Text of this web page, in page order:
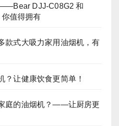
DJJ‑C08G2 和
值得拥有
款式大吸力家用油烟机，有
？让健康饮食更简单！
庭的油烟机？——让厨房更